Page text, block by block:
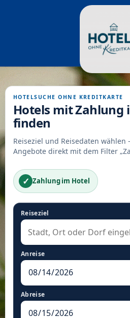
HOTELSUCHE OHNE KREDITKARTE
Hotels mit Zahlung
finden
Reiseziel und Reisedaten
Angebote direkt mit dem Filter
✓ Zahlung im Hotel
Reiseziel
Anreise
Abreise